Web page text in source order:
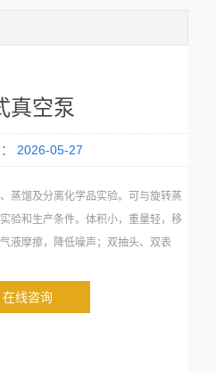
真空泵
2026-05-27
蒸馏及分离化学品实验。可与旋转蒸
验和生产条件。体积小，重量轻，移
液摩擦，降低噪声；双抽头、双表
在线咨询